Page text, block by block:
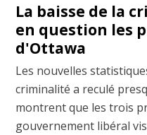
La baisse de la
en question les
d'Ottawa
Les nouvelles
criminalité a reculé
montrent que les trois
gouvernement libéral